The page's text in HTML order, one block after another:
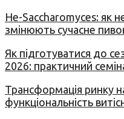
Не-Saccharomyces: як
змінюють сучасне
Як підготуватися до
2026: практичний
Трансформація ринку
функціональність